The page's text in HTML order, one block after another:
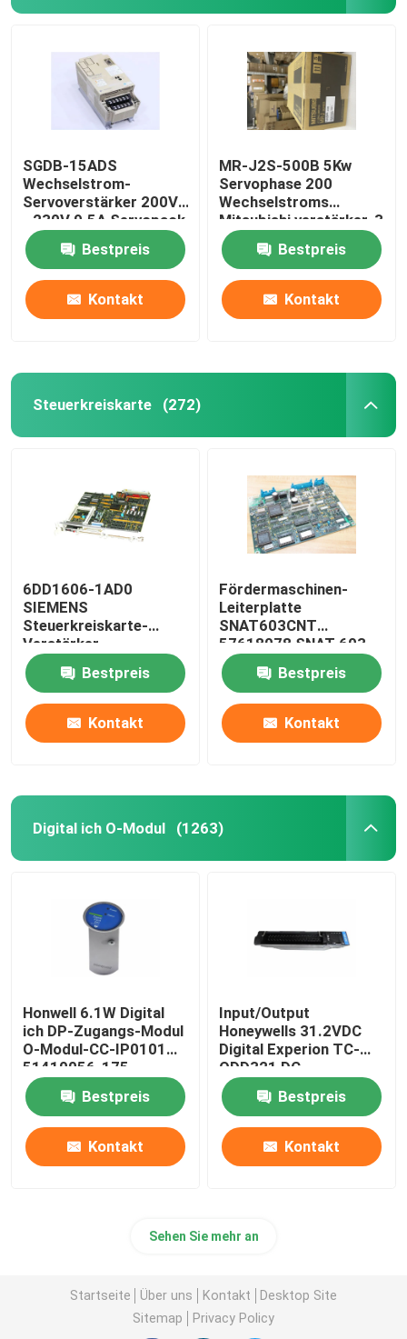
SGDB-15ADS
Wechselstrom-
Servoverstärker 200V
- 230V 9.5A Servopack
gab 10 Ampere ein
Bestpreis
Kontakt
MR-J2S-500B 5Kw
Servophase 200
Wechselstroms
Mitsubishi verstärker-3
bis 230VAC 50/60Hz
Bestpreis
Kontakt
Steuerkreiskarte (272)
6DD1606-1AD0
SIEMENS
Steuerkreiskarte-
Verstärker-
Leiterplatte PT20M
32MHz Bestpreis
Kontakt
Fördermaschinen-
Leiterplatte
SNAT603CNT
57618078 SNAT 603
CNT 61007041 Steuer
Bestpreis
Kontakt
Digital ich O-Modul (1263)
Honwell 6.1W Digital
ich DP-Zugangs-Modul
O-Modul-CC-IP0101
51410056-175
Profibus
Bestpreis
Kontakt
Input/Output
Honeywells 31.2VDC
Digital Experion TC-
ODD321 DC-
Ausgabemodul
Bestpreis
Kontakt
Sehen Sie mehr an
Startseite Über uns Kontakt
Desktop Site
Sitemap
Privacy Policy